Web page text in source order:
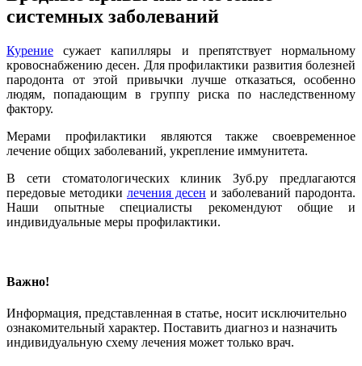
системных заболеваний
Курение сужает капилляры и препятствует нормальному
кровоснабжению десен. Для профилактики развития болезней
пародонта от этой привычки лучше отказаться, особенно
людям, попадающим в группу риска по наследственному
фактору.
Мерами профилактики являются также своевременное
лечение общих заболеваний, укрепление иммунитета.
В сети стоматологических клиник Зуб.ру предлагаются
передовые методики лечения десен и заболеваний пародонта.
Наши опытные специалисты рекомендуют общие и
индивидуальные меры профилактики.
Важно!
Информация, представленная в статье, носит исключительно
ознакомительный характер. Поставить диагноз и назначить
индивидуальную схему лечения может только врач.